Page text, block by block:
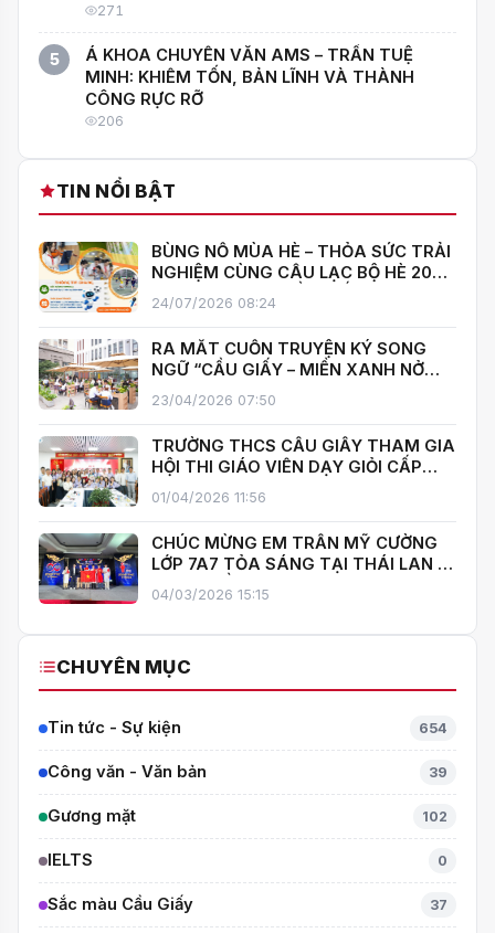
271
5
Á KHOA CHUYÊN VĂN AMS – TRẦN TUỆ
MINH: KHIÊM TỐN, BẢN LĨNH VÀ THÀNH
CÔNG RỰC RỠ
206
TIN NỔI BẬT
BÙNG NỔ MÙA HÈ – THỎA SỨC TRẢI
NGHIỆM CÙNG CÂU LẠC BỘ HÈ 2026
TRƯỜNG THCS CẦU GIẤY!
24/07/2026 08:24
RA MẮT CUỐN TRUYỆN KÝ SONG
NGỮ “CẦU GIẤY – MIỀN XANH NỞ
HOA”, KHÁNH THÀNH THƯ VIỆN MỞ,
LAN TOẢ VĂN HOÁ ĐỌC
23/04/2026 07:50
TRƯỜNG THCS CẦU GIẤY THAM GIA
HỘI THI GIÁO VIÊN DẠY GIỎI CẤP
TRUNG HỌC CƠ SỞ PHƯỜNG YÊN
HOÀ
01/04/2026 11:56
CHÚC MỪNG EM TRẦN MỸ CƯỜNG
LỚP 7A7 TỎA SÁNG TẠI THÁI LAN –
MANG VỀ HUY CHƯƠNG BẠC TOÁN
QUỐC TẾ ITMC 2026
04/03/2026 15:15
CHUYÊN MỤC
Tin tức - Sự kiện 654
Công văn - Văn bản 39
Gương mặt 102
IELTS 0
Sắc màu Cầu Giấy 37